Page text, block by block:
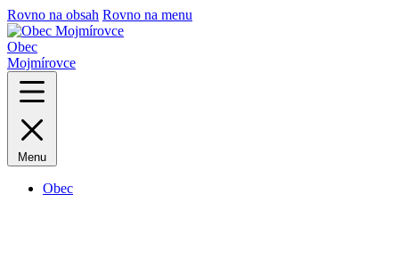
Rovno na obsah Rovno na menu
Obec
Mojmírovce
Menu
Obec